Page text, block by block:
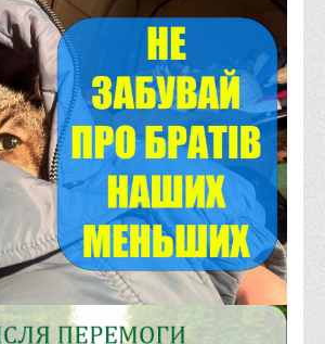
оплати
студентів
гуртожитки
про переведення здобувачів вищої освіти на
місця державного замовлення
про старосту академічної групи
про оцінювання результатів навчання
вищої освіти